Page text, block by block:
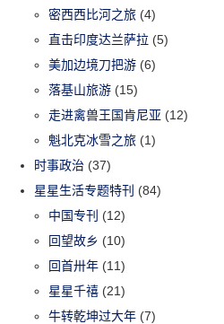
密西西比河之旅 (4)
直击印度达兰萨拉 (5)
美加边境刀把游 (6)
落基山旅游 (15)
走进禽兽王国肯尼亚 (12)
魁北克冰雪之旅 (1)
时事政治 (37)
星星生活专题特刊 (84)
中国专刊 (12)
回望故乡 (10)
回首卅年 (11)
星星千禧 (21)
牛转乾坤过大年 (7)